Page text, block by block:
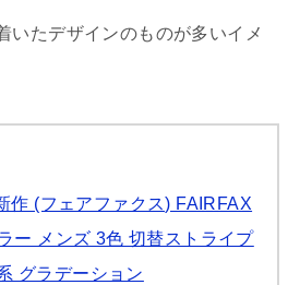
いたデザインのものが多いイメ
作 (フェアファクス) FAIRFAX
ー メンズ 3色 切替ストライプ
グラデーション